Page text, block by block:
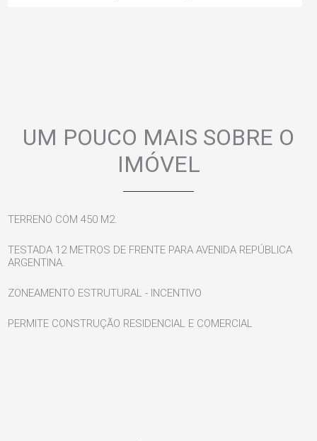
UM POUCO MAIS SOBRE O
IMÓVEL
TERRENO COM 450 M2.
TESTADA 12 METROS DE FRENTE PARA AVENIDA REPÚBLICA
ARGENTINA.
ZONEAMENTO ESTRUTURAL - INCENTIVO
PERMITE CONSTRUÇÃO RESIDENCIAL E COMERCIAL